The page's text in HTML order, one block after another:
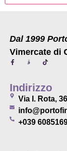
Dal 1999
Vimercate di
Indirizzo
Via I. Rota,
+039